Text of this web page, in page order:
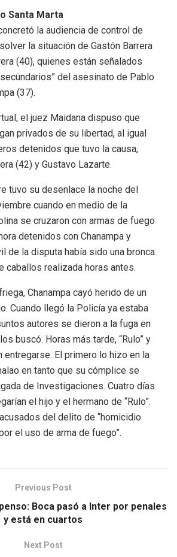
Santa Marta
la audiencia de control de
la situación de Gastón Barrera
(40), quienes están señalados
del asesinato de Pablo
(37).
el juez Maidana dispuso que
privados de su libertad, al igual
detenidos que tuvo la causa,
(42) y Gustavo Lazarte.
tuvo su desenlace la noche del
cuando en medio de la
se cruzaron con armas de fuego
detenidos con Chanampa y
de la disputa había sido una bronca
caballos realizada horas antes.
Chanampa cayó herido de un
Cuando llegó la Policía ya estaba
autores se dieron a la fuga en
buscó. Horas más tarde, “Rulo” y
entregarse. El primero lo hizo en la
en tanto que su cómplice se
de Investigaciones. Cuatro días
el hijo y el hermano de “Rulo”.
del delito de “homicidio
el uso de arma de fuego”.
Previous Post
Boca pasó a Inter por penales
y está en cuartos
Next Post